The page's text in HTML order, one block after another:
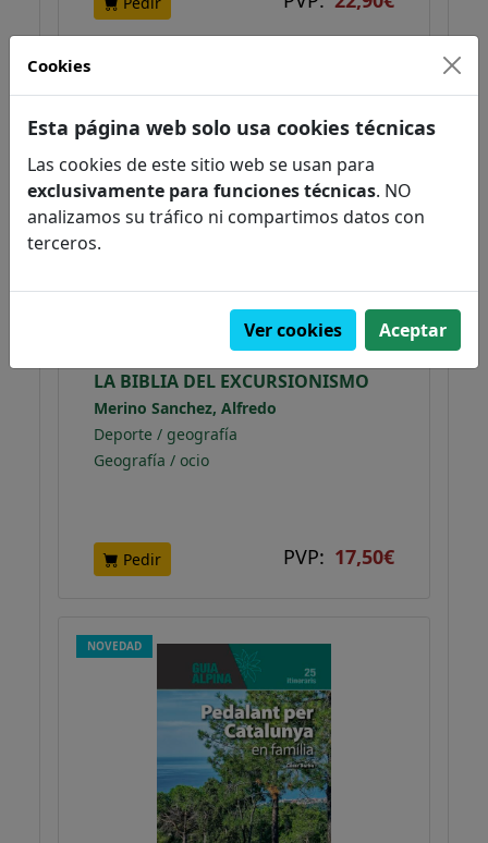
LA BIBLIA DEL EXCURSIONISMO
Merino Sanchez, Alfredo
Deporte / geografía
Geografía / ocio
Pedir PVP: 17,50€
NOVEDAD
Cookies
Esta página web solo usa cookies técnicas
Las cookies de este sitio web se usan para
exclusivamente para funciones técnicas. NO
analizamos su tráfico ni compartimos datos con
terceros.
Ver cookies Aceptar